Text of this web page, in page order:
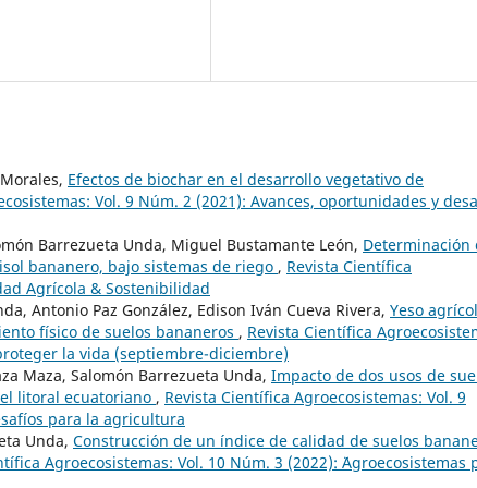
Efectos de biochar en el desarrollo vegetativo de
Vol. 9 Núm. 2 (2021): Avances, oportunidades y
Barrezueta Unda, Miguel Bustamante León, Determinación
bananero, bajo sistemas de riego , Revista Científica
Agrícola & Sostenibilidad
Antonio Paz González, Edison Iván Cueva Rivera, Yeso
físico de suelos bananeros , Revista Científica
la vida (septiembre-diciembre)
Maza, Salomón Barrezueta Unda, Impacto de dos usos de
litoral ecuatoriano , Revista Científica Agroecosistemas: Vol. 9
para la agricultura
Unda, Construcción de un índice de calidad de suelos
Agroecosistemas: Vol. 10 Núm. 3 (2022): ¨Agroecosistemas